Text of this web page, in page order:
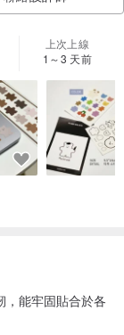
上次上線
1～3 天前
，能牢固貼合於各